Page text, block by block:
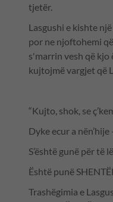
tjetër.
Lasgushi e kishte
por ne njoftohemi
s'marrin vesh që kjo
kujtojmë vargjet që
“Kujto, shok, se
Dyke ecur a nën’hije
S’është gunë për të
Është punë
Trashëgimia e